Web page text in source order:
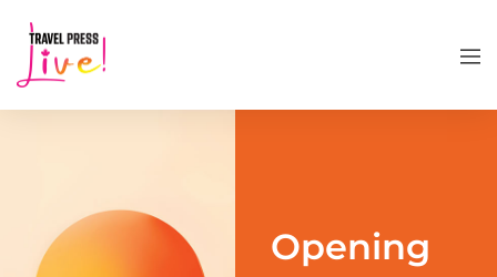
Opening